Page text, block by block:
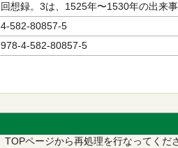
回想録。3は、1525年〜1530年の出来
4-582-80857-5
978-4-582-80857-5
TOPページから再処理を行なってくだ